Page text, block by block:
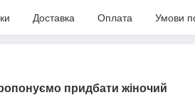
Доставка Оплата Умови
придбати жіночий